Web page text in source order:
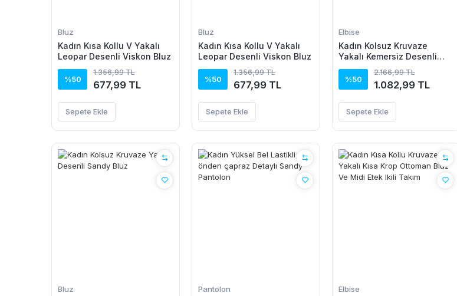
Bluz
Kadın Kısa Kollu V Yakalı
Leopar Desenli Viskon Bluz
%50
1.356,99 TL
677,99 TL
Sepete Ekle
Bluz
Kadın Kısa Kollu V Yakalı
Leopar Desenli Viskon Bluz
%50
1.356,99 TL
677,99 TL
Sepete Ekle
Elbise
Kadın Kolsuz Kruvaze
Yakalı Kemersiz Desenli
Uzun Süprem Elbise
%50
2.166,99 TL
1.082,99 TL
Sepete Ekle
Bluz Pantolon Elbise